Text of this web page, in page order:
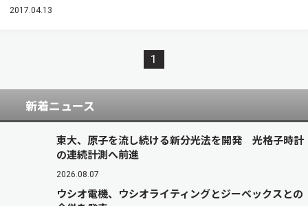
2017.04.13
1
新着ニュース
東大、原子を流し続ける新分光法を開発 光格子時計
の連続計測へ前進
2026.08.07
ウシオ電機、ウシオライティングとジーベックスとの